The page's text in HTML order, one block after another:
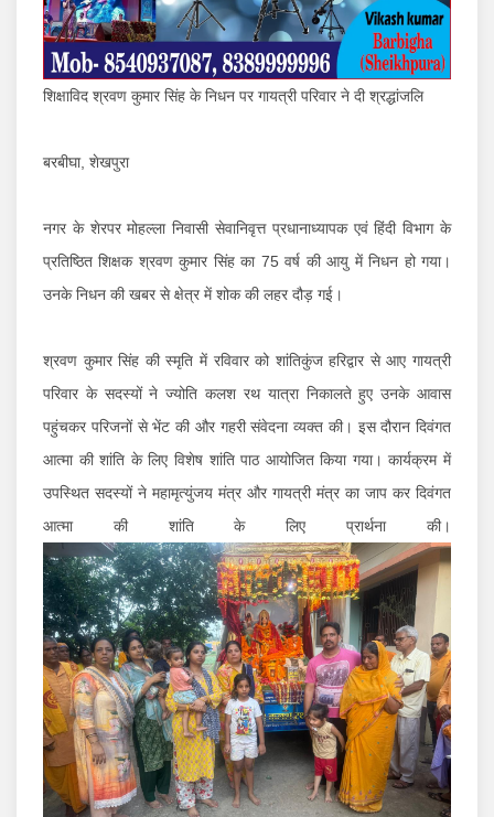
शिक्षाविद श्रवण कुमार सिंह के निधन पर गायत्री परिवार ने दी श्रद्धांजलि
बरबीघा, शेखपुरा
नगर के शेरपर मोहल्ला निवासी सेवानिवृत्त प्रधानाध्यापक एवं हिंदी विभाग के
प्रतिष्ठित शिक्षक श्रवण कुमार सिंह का 75 वर्ष की आयु में निधन हो गया।
उनके निधन की खबर से क्षेत्र में शोक की लहर दौड़ गई।
श्रवण कुमार सिंह की स्मृति में रविवार को शांतिकुंज हरिद्वार से आए गायत्री
परिवार के सदस्यों ने ज्योति कलश रथ यात्रा निकालते हुए उनके आवास
पहुंचकर परिजनों से भेंट की और गहरी संवेदना व्यक्त की। इस दौरान दिवंगत
आत्मा की शांति के लिए विशेष शांति पाठ आयोजित किया गया। कार्यक्रम में
उपस्थित सदस्यों ने महामृत्युंजय मंत्र और गायत्री मंत्र का जाप कर दिवंगत
आत्मा की शांति के लिए प्रार्थना की।